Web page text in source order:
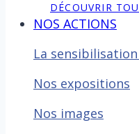
DÉCOUVRIR
NOS ACTIONS
La
Nos expositions
Nos images